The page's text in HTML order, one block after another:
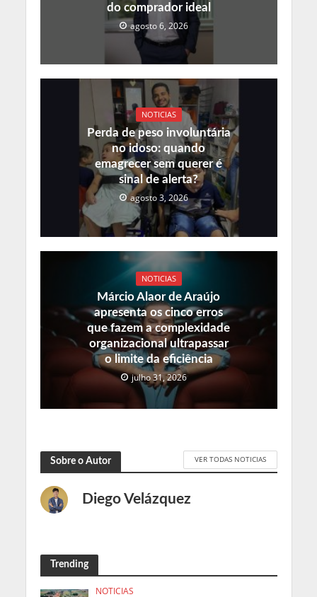
do comprador ideal
agosto 6, 2026
NOTICIAS
Perda de peso involuntária
no idoso: quando
emagrecer sem querer é
sinal de alerta?
agosto 3, 2026
NOTICIAS
Márcio Alaor de Araújo
apresenta os cinco erros
que fazem a complexidade
organizacional ultrapassar
o limite da eficiência
julho 31, 2026
Sobre o Autor VER TODAS NOTICIAS
Diego Velázquez
Trending
NOTICIAS